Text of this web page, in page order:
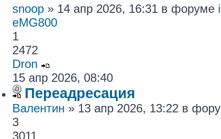
snoop » 14 апр 2026, 16:31 в форуме
eMG800
1
2472
Dron
15 апр 2026, 08:40
Переадресация
Валентин » 13 апр 2026, 13:22 в
3
3011